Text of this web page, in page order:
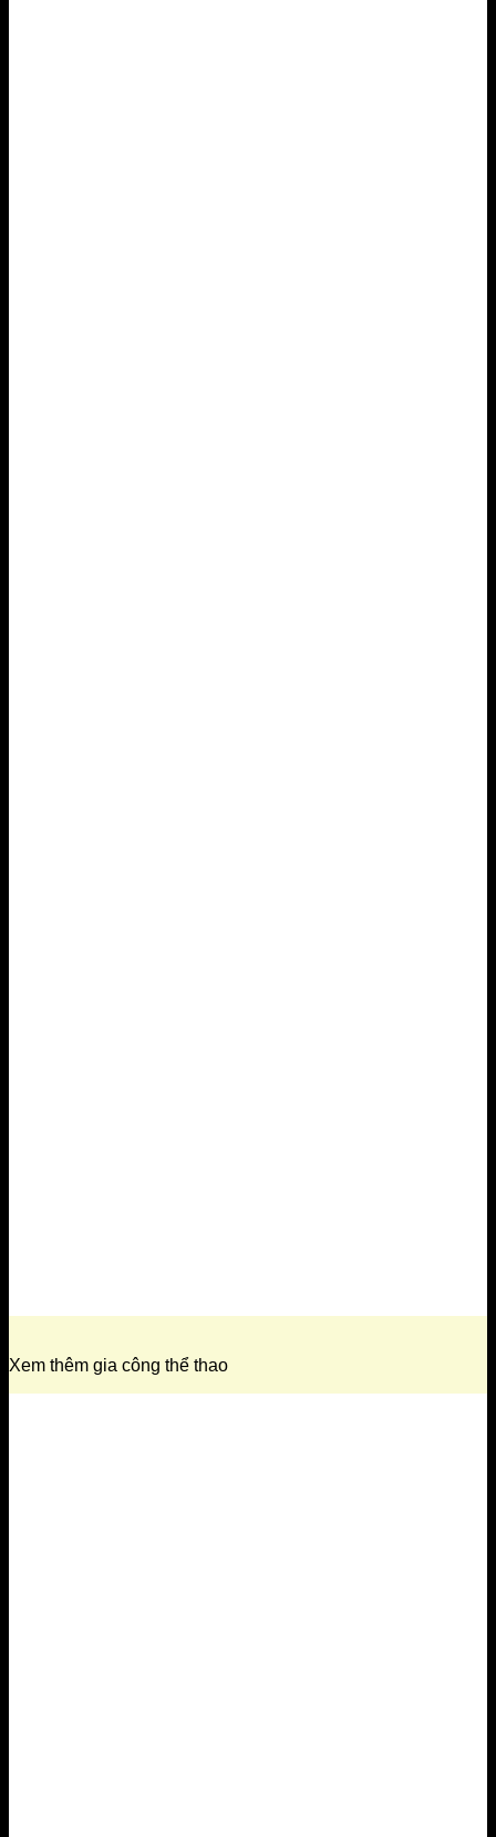
Xem thêm gia công thể thao